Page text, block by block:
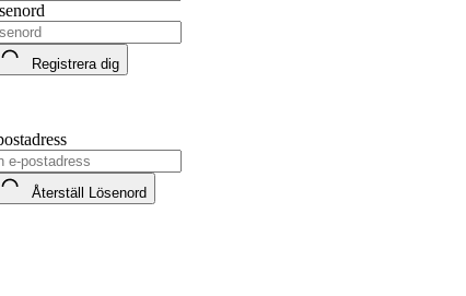
Registrera dig
Återställ Lösenord